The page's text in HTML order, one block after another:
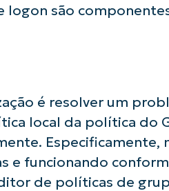
logon são
é resolver um
local da política do
Especificamente,
e funcionando
de políticas de